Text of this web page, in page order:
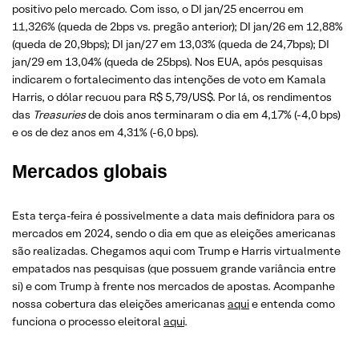
positivo pelo mercado. Com isso, o DI jan/25 encerrou em
11,326% (queda de 2bps vs. pregão anterior); DI jan/26 em 12,88%
(queda de 20,9bps); DI jan/27 em 13,03% (queda de 24,7bps); DI
jan/29 em 13,04% (queda de 25bps). Nos EUA, após pesquisas
indicarem o fortalecimento das intenções de voto em Kamala
Harris, o dólar recuou para R$ 5,79/US$. Por lá, os rendimentos
das Treasuriesde dois anos terminaram o dia em 4,17% (-4,0 bps)
e os de dez anos em 4,31% (-6,0 bps).
Mercados globais
Esta terça-feira é possivelmente a data mais definidora para os
mercados em 2024, sendo o dia em que as eleições americanas
são realizadas. Chegamos aqui com Trump e Harris virtualmente
empatados nas pesquisas (que possuem grande variância entre
si) e com Trump à frente nos mercados de apostas. Acompanhe
nossa cobertura das eleições americanas aquie entenda como
funciona o processo eleitoralaqui.